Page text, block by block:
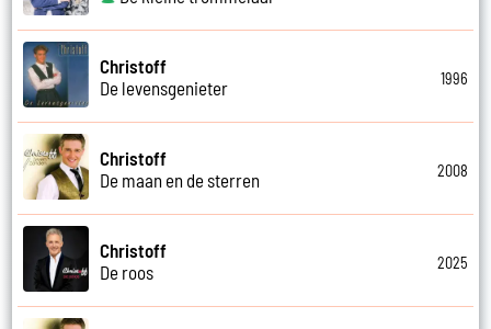
Christoff
De levensgenieter
1996
Christoff
De maan en de sterren
2008
Christoff
De roos
2025